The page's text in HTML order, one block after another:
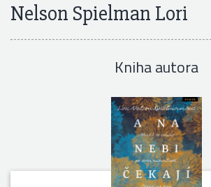
Nelson Spielman Lori
Kniha autora